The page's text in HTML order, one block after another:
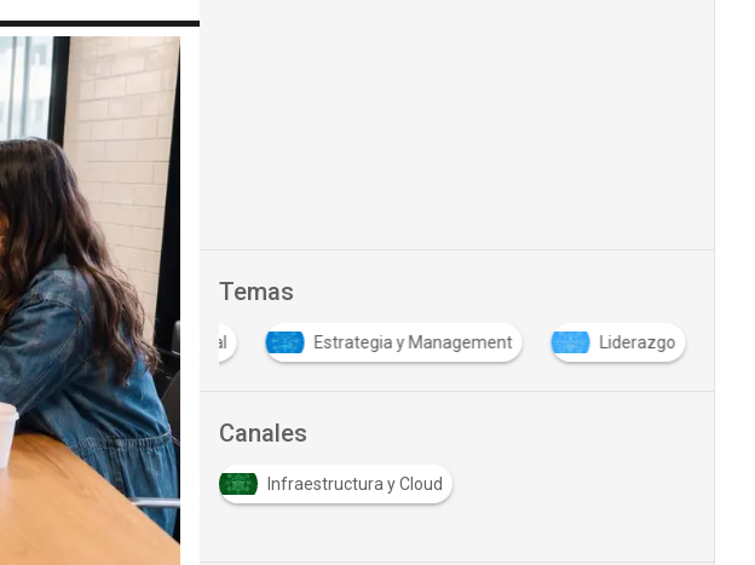
Temas
Cultura Organizacional Estrategia y Management Liderazgo
Canales
Infraestructura y Cloud